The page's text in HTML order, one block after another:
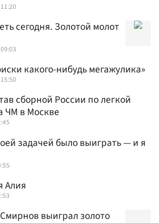
сегодня. Золотой молот
какого-нибудь мегажулика»
сборной России по легкой
ЧМ в Москве
задачей было выиграть — и я
Алия
выиграл золото